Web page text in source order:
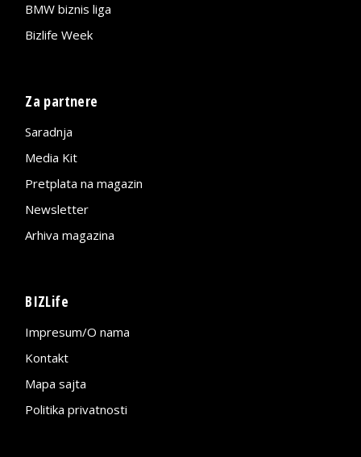
BMW biznis liga
Bizlife Week
Za partnere
Saradnja
Media Kit
Pretplata na magazin
Newsletter
Arhiva magazina
BIZLife
Impresum/O nama
Kontakt
Mapa sajta
Politika privatnosti